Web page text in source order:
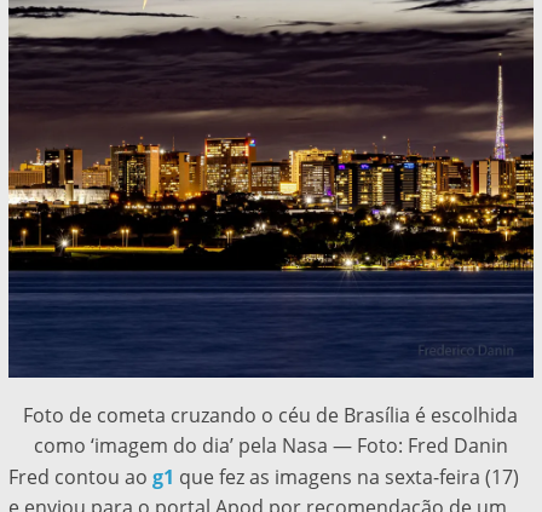
Foto de cometa cruzando o céu de Brasília é escolhida
como ‘imagem do dia’ pela Nasa — Foto: Fred Danin
Fred contou ao g1 que fez as imagens na sexta-feira (17)